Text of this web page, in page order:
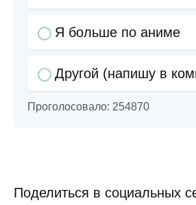
Я больше по аниме
Другой (напишу в
Проголосовало: 254870
Поделиться в социальных